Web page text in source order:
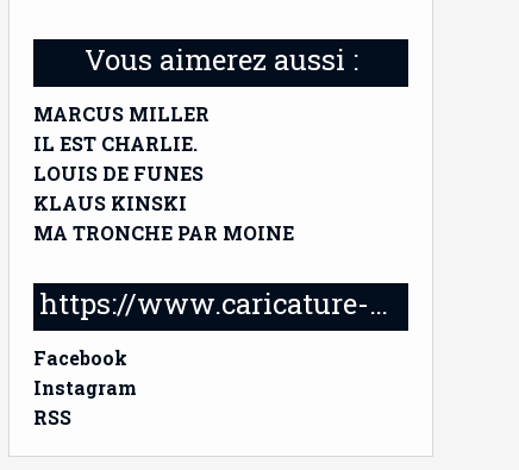
Vous aimerez aussi :
MARCUS MILLER
IL EST CHARLIE.
LOUIS DE FUNES
KLAUS KINSKI
MA TRONCHE PAR MOINE
https://www.caricature-delabruyere.com/
Facebook
Instagram
RSS